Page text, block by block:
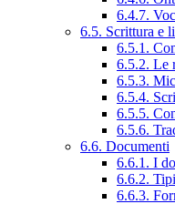
6.4.7.
6.5. Scrittura e
6.5.1.
6.5.2. Le
6.5.3.
6.5.4.
6.5.5.
6.5.6.
6.6. Documenti
6.6.1. I
6.6.2.
6.6.3.